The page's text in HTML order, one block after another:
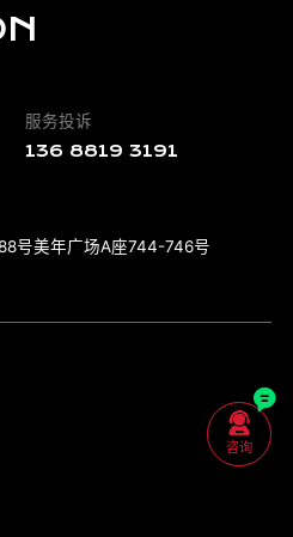
服务投诉
136 8819 3191
号美年广场A座744-746号


咨询